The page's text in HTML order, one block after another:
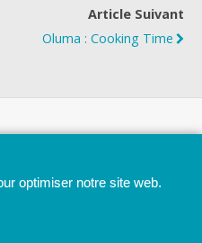
Article Suivant
Oluma : Cooking Time
optimiser notre site web.